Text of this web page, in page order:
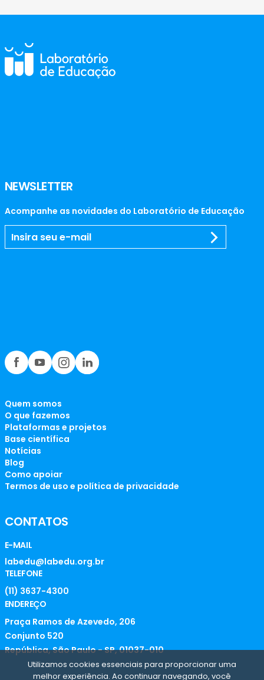
NEWSLETTER
Acompanhe as novidades do Laboratório de Educação
Quem somos
O que fazemos
Plataformas e projetos
Base científica
Notícias
Blog
Como apoiar
Termos de uso e política de privacidade
CONTATOS
E-MAIL
labedu@labedu.org.br
TELEFONE
(11) 3637-4300
ENDEREÇO
Praça Ramos de Azevedo, 206
Conjunto 520
República, São Paulo - SP, 01037-010
Utilizamos cookies essenciais para proporcionar uma
melhor experiência. Ao continuar navegando, você